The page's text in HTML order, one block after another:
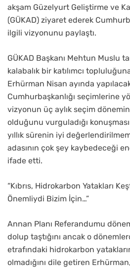
akşam Güzelyurt Geliştirme ve
(GÜKAD) ziyaret ederek
ilgili vizyonunu paylaştı.
GÜKAD Başkanı Mehtun Muslu
kalabalık bir katılımcı
Erhürman Nisan ayında
Cumhurbaşkanlığı seçimlerine
vizyonun üç aylık seçim
olduğunu vurguladığı
yıllık sürenin iyi
adasının çok şey kaybedeceği
ifade etti.
“Kıbrıs, Hidrokarbon Yatakları
Önemliydi Bizim İçin…”
Annan Planı Referandumu
dolup taştığını ancak o
etrafındaki hidrokarbon
olmadığını dile getiren